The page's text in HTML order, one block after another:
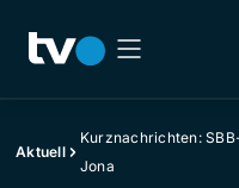
Aktuell
Kurznachrichten:
Jona